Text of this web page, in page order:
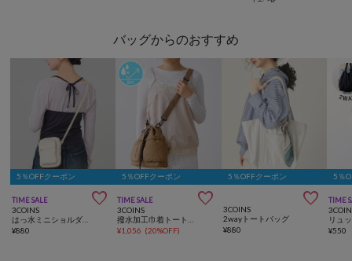
バッグからのおすすめ
5％OFFクーポン
TIME SALE 
3COINS
¥880
5％OFFクーポン
TIME SALE 
3COINS
¥1,056 (20%OFF)
5％OFFクーポン

3COINS
2wayトートバッグ
¥880
5％
TIME
¥550